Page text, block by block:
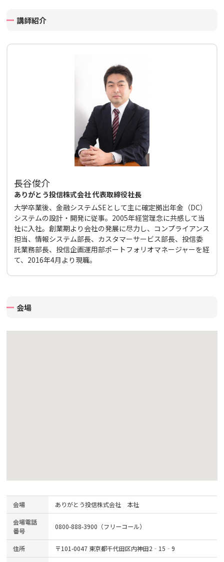
講師紹介
長谷俊介
ありがとう投信株式会社 代表取締役社長
大学卒業後、金融システムSEとして主に確定拠出年金（DC）
システムの設計・開発に従事。2005年経営理念に共感して当
社に入社。創業期より会社の発展に尽力し、コンプライアンス
担当、情報システム部長、カスタマーサービス部長、投信委
託業務部長、投信企画運用部ポートフォリオマネージャーを経
て、2016年4月より現職。
会場
会場 ありがとう投信株式会社 本社
会場電話
番号
0800-888-3900（フリーコール）
住所 〒101-0047 東京都千代田区内神田2‐15‐9